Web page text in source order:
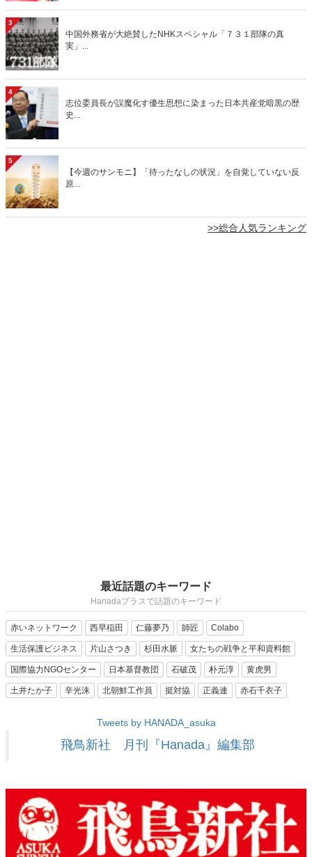
3
中国外務省が大絶賛したNHKスペシャル「７３１部隊の真
実」...
4
志位委員長が誤魔化す優生思想に染まった日本共産党暗黒の歴
史...
5
【今週のサンモニ】「待ったなしの状況」を自覚していない反
原...
>>総合人気ランキング
最近話題のキーワード
Hanadaプラスで話題のキーワード
赤いネットワーク 西早稲田 仁藤夢乃 師匠 Colabo
生活保護ビジネス 片山さつき 杉田水脈 女たちの戦争と平和資料館
国際協力NGOセンター 日本基督教団 石破茂 朴元淳 黄虎男
土井たか子 辛光洙 北朝鮮工作員 挺対協 正義連 赤石千衣子
Tweets by HANADA_asuka
飛鳥新社 月刊『Hanada』編集部